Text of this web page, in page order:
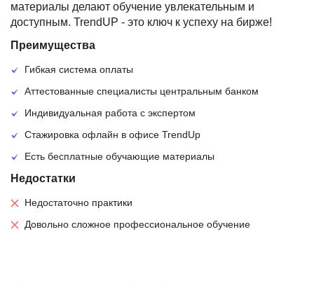
материалы делают обучение увлекательным и
доступным. TrendUP - это ключ к успеху на бирже!
Преимущества
Гибкая система оплаты
Аттестованные специалисты центральным банком
Индивидуальная работа с экспертом
Стажировка офлайн в офисе TrendUp
Есть бесплатные обучающие материалы
Недостатки
Недостаточно практики
Довольно сложное профессиональное обучение